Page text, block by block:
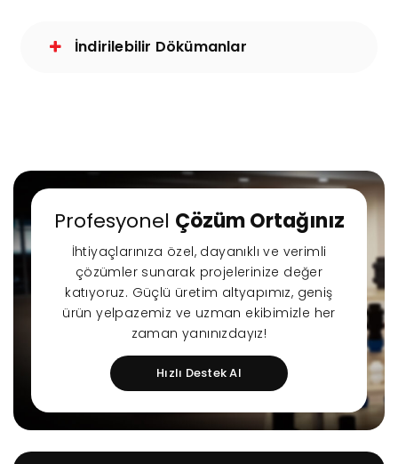
İndirilebilir Dökümanlar
Profesyonel Çözüm Ortağınız
İhtiyaçlarınıza özel, dayanıklı ve verimli
çözümler sunarak projelerinize değer
katıyoruz. Güçlü üretim altyapımız, geniş
ürün yelpazemiz ve uzman ekibimizle her
zaman yanınızdayız!
Hızlı Destek Al